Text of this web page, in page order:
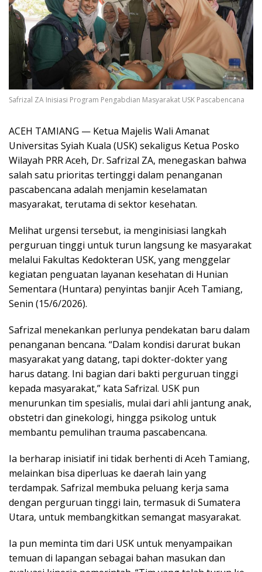
Safrizal ZA Inisiasi Program Pengabdian Masyarakat USK Pascabencana
ACEH TAMIANG — Ketua Majelis Wali Amanat
Universitas Syiah Kuala (USK) sekaligus Ketua Posko
Wilayah PRR Aceh, Dr. Safrizal ZA, menegaskan bahwa
salah satu prioritas tertinggi dalam penanganan
pascabencana adalah menjamin keselamatan
masyarakat, terutama di sektor kesehatan.
Melihat urgensi tersebut, ia menginisiasi langkah
perguruan tinggi untuk turun langsung ke masyarakat
melalui Fakultas Kedokteran USK, yang menggelar
kegiatan penguatan layanan kesehatan di Hunian
Sementara (Huntara) penyintas banjir Aceh Tamiang,
Senin (15/6/2026).
Safrizal menekankan perlunya pendekatan baru dalam
penanganan bencana. “Dalam kondisi darurat bukan
masyarakat yang datang, tapi dokter-dokter yang
harus datang. Ini bagian dari bakti perguruan tinggi
kepada masyarakat,” kata Safrizal. USK pun
menurunkan tim spesialis, mulai dari ahli jantung anak,
obstetri dan ginekologi, hingga psikolog untuk
membantu pemulihan trauma pascabencana.
Ia berharap inisiatif ini tidak berhenti di Aceh Tamiang,
melainkan bisa diperluas ke daerah lain yang
terdampak. Safrizal membuka peluang kerja sama
dengan perguruan tinggi lain, termasuk di Sumatera
Utara, untuk membangkitkan semangat masyarakat.
Ia pun meminta tim dari USK untuk menyampaikan
temuan di lapangan sebagai bahan masukan dan